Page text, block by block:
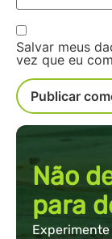
Salvar meus
vez que eu
Não
para